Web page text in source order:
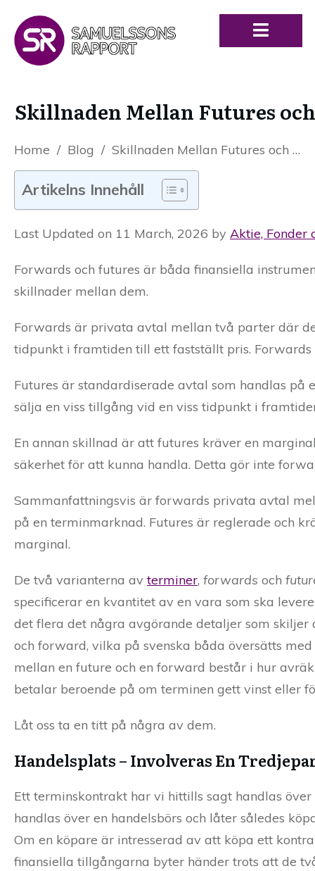
Skillnaden Mellan Futures
Home / Blog / Skillnaden Mellan Futures och Forwards
Artikelns Innehåll
Last Updated on 11 March, 2026 by Aktie, Fonder
Forwards och futures är båda finansiella
skillnader mellan dem.
Forwards är privata avtal mellan två parter där
tidpunkt i framtiden till ett fastställt pris.
Futures är standardiserade avtal som handlas
sälja en viss tillgång vid en viss tidpunkt i
En annan skillnad är att futures kräver en
säkerhet för att kunna handla. Detta gör inte
Sammanfattningsvis är forwards privata avtal
på en terminmarknad. Futures är reglerade och
marginal.
De två varianterna avterminer, forwards och
specificerar en kvantitet av en vara som ska
det flera det några avgörande detaljer som
och forward, vilka på svenska båda översätts med
mellan en future och en forward består i hur
betalar beroende på om terminen gett vinst eller
Låt oss ta en titt på några av dem.
Handelsplats – Involveras En
Ett terminskontrakt har vi hittills sagt handlas
handlas över en handelsbörs och låter således
Om en köpare är intresserad av att köpa ett
finansiella tillgångarna byter händer trots att de